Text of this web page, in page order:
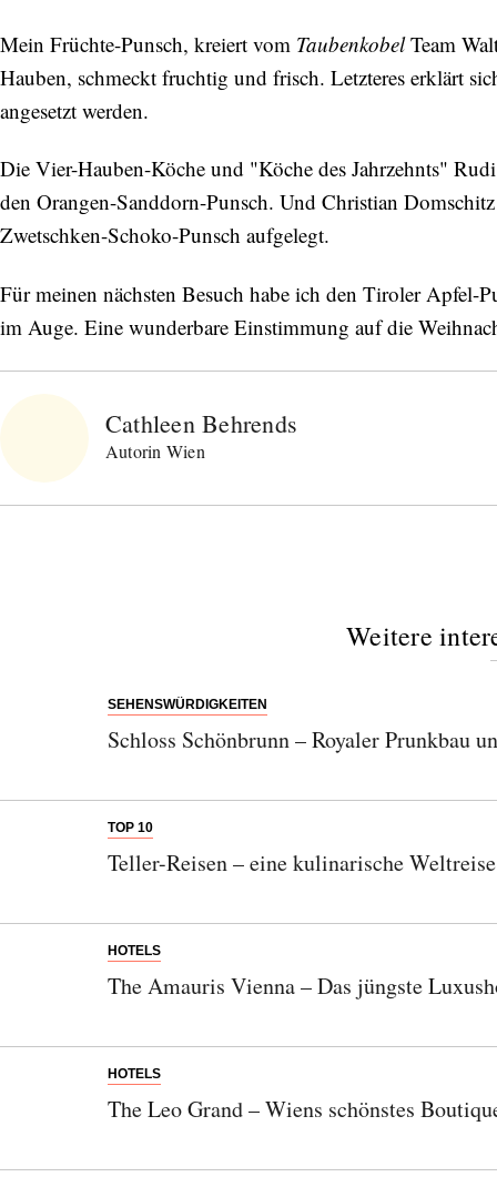
Mein Früchte-Punsch, kreiert vom TaubenkobelTeam
Hauben, schmeckt fruchtig und frisch. Letzteres erklärt
angesetzt werden.
Die Vier-Hauben-Köche und "Köche des Jahrzehnts"
den Orangen-Sanddorn-Punsch. Und Christian
Zwetschken-Schoko-Punsch aufgelegt.
Für meinen nächsten Besuch habe ich den Tiroler Apfel-
im Auge. Eine wunderbare Einstimmung auf die
Cathleen Behrends
Autorin Wien
Weitere
SEHENSWÜRDIGKEITEN
Schloss Schönbrunn – Royaler Prunkbau
TOP 10
Teller-Reisen – eine kulinarische
HOTELS
The Amauris Vienna – Das jüngste
HOTELS
The Leo Grand – Wiens schönstes